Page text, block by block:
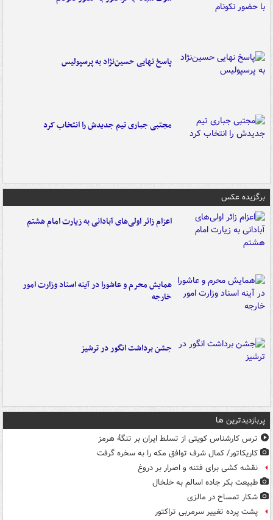
پاسخ نهایی حسین‌نژاد به پرسپولیس
مجتبی جباری تیم جدیدش را انتخاب کرد
برگزیده عکس
اعزام زائر اولی‌های آبادانی به زیارت امام هشتم
همایش محرم و عاشورا در آینه اسناد وزارت امور
خارجه
جشن برداشت انگور در ترشیز
پربازدیدترین ها
ترس کارشناس کویتی از تسلط ایران بر تنگۀ هرمز
کاریکاتور/ کمال شرف توافق مکه را به سخره گرفت
نقشه کشی برای فتنه و اصرار بر دروغ
طبیعت بکر جاده اسالم به خلخال
شکار تمساح در مالزی
پشت پرده تغییر سرمربی تراکتور